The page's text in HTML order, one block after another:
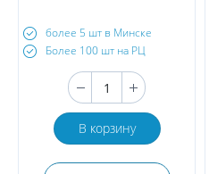
более 5 шт в Минске
Более 100 шт на РЦ
В корзину